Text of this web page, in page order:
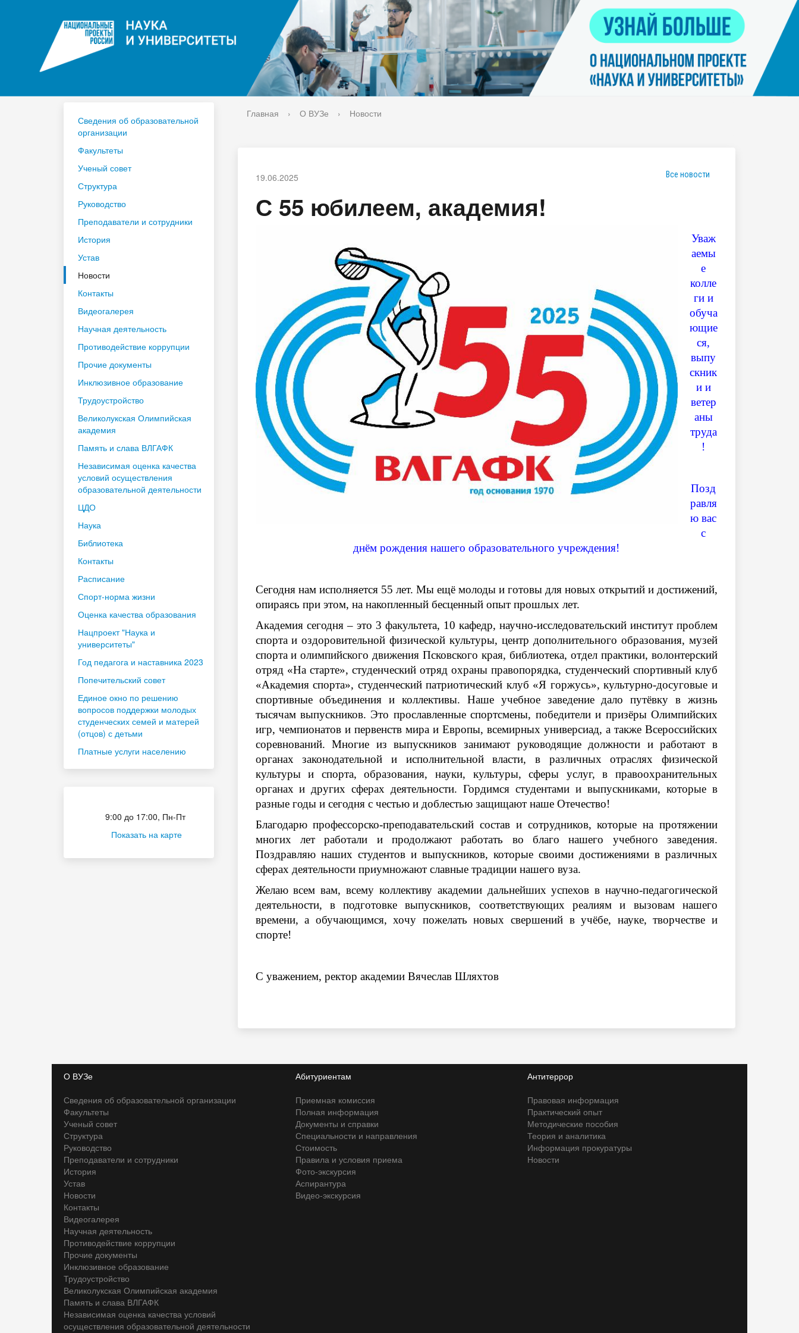
Библиотека
Контакты
Расписание
Спорт-норма жизни Оценка качества образования
Нацпроект "Наука и университеты"
Год педагога и наставника 2023
Попечительский совет
Единое окно по решению вопросов
поддержки молодых студенческих
семей и матерей (отцов) с детьми
Сведения об образовательной
организации
Факультеты
Ученый совет
Структура
Руководство
Преподаватели и сотрудники
История
Устав
Новости
Контакты
Видеогалерея
Научная деятельность
Противодействие коррупции
Прочие документы
Инклюзивное образование
Трудоустройство
Великолукская Олимпийская
академия
Память и слава ВЛГАФК
Независимая оценка качества
условий осуществления
образовательной деятельности
ЦДО
Наука
Библиотека
Контакты
Расписание
Спорт-норма жизни
Оценка качества образования
Нацпроект "Наука и
университеты"
Год педагога и наставника 2023
Попечительский совет
Единое окно по решению
вопросов поддержки молодых
студенческих семей и матерей
(отцов) с детьми
Платные услуги населению
9:00 до 17:00, Пн-Пт
Показать на карте
Главная › О ВУЗе › Новости
19.06.2025 Все новости
С 55 юбилеем, академия!
Уваж
аемы
е
колле
ги и
обуча
ющие
ся,
выпу
скник
и и
ветер
аны
труда
!
Позд
равля
ю вас
с
днём рождения нашего образовательного учреждения!
Сегодня нам исполняется 55 лет. Мы ещё молоды и готовы для новых открытий и достижений,
опираясь при этом, на накопленный бесценный опыт прошлых лет.
Академия сегодня – это 3 факультета, 10 кафедр, научно-исследовательский институт проблем
спорта и оздоровительной физической культуры, центр дополнительного образования, музей
спорта и олимпийского движения Псковского края, библиотека, отдел практики, волонтерский
отряд «На старте», студенческий отряд охраны правопорядка, студенческий спортивный клуб
«Академия спорта», студенческий патриотический клуб «Я горжусь», культурно-досуговые и
спортивные объединения и коллективы. Наше учебное заведение дало путёвку в жизнь
тысячам выпускников. Это прославленные спортсмены, победители и призёры Олимпийских
игр, чемпионатов и первенств мира и Европы, всемирных универсиад, а также Всероссийских
соревнований. Многие из выпускников занимают руководящие должности и работают в
органах законодательной и исполнительной власти, в различных отраслях физической
культуры и спорта, образования, науки, культуры, сферы услуг, в правоохранительных
органах и других сферах деятельности. Гордимся студентами и выпускниками, которые в
разные годы и сегодня с честью и доблестью защищают наше Отечество!
Благодарю профессорско-преподавательский состав и сотрудников, которые на протяжении
многих лет работали и продолжают работать во благо нашего учебного заведения.
Поздравляю наших студентов и выпускников, которые своими достижениями в различных
сферах деятельности приумножают славные традиции нашего вуза.
Желаю всем вам, всему коллективу академии дальнейших успехов в научно-педагогической
деятельности, в подготовке выпускников, соответствующих реалиям и вызовам нашего
времени, а обучающимся, хочу пожелать новых свершений в учёбе, науке, творчестве и
спорте!
С уважением, ректор академии Вячеслав Шляхтов
О ВУЗе
Сведения об образовательной организации
Факультеты
Ученый совет
Структура
Руководство
Преподаватели и сотрудники
История
Устав
Новости
Контакты
Видеогалерея
Научная деятельность
Противодействие коррупции
Прочие документы
Инклюзивное образование
Трудоустройство
Великолукская Олимпийская академия
Память и слава ВЛГАФК
Независимая оценка качества условий
осуществления образовательной деятельности
Абитуриентам
Приемная комиссия
Полная информация
Документы и справки
Специальности и направления
Стоимость
Правила и условия приема
Фото-экскурсия
Аспирантура
Видео-экскурсия
Антитеррор
Правовая информация
Практический опыт
Методические пособия
Теория и аналитика
Информация прокуратуры
Новости